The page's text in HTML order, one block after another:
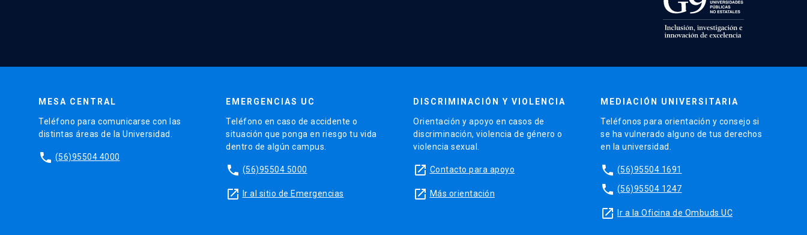
MESA CENTRAL
Teléfono para comunicarse con las
distintas áreas de la Universidad.
phone (56)95504 4000
EMERGENCIAS UC
Teléfono en caso de accidente o
situación que ponga en riesgo tu vida
dentro de algún campus.
phone (56)95504 5000
launch Ir al sitio de Emergencias
DISCRIMINACIÓN Y VIOLENCIA
Orientación y apoyo en casos de
discriminación, violencia de género o
violencia sexual.
launch Contacto para apoyo
launch Más orientación
MEDIACIÓN UNIVERSITARIA
Teléfonos para orientación y consejo si
se ha vulnerado alguno de tus derechos
en la universidad.
phone (56)95504 1691
phone (56)95504 1247
launch Ir a la Oficina de Ombuds UC